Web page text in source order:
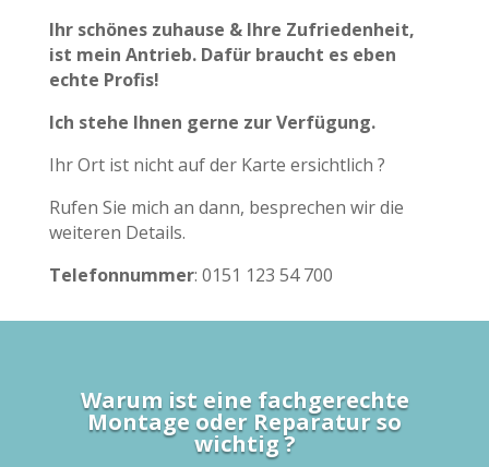
Ihr schöneszuhause & Ihre Zufriedenheit,
ist mein Antrieb. Dafür braucht es eben
echte Profis!
Ich stehe Ihnen gerne zur Verfügung.
Ihr Ort ist nicht auf der Karte ersichtlich ?
Rufen Sie mich an dann, besprechen wir die
weiteren Details.
Telefonnummer: 0151 123 54 700
Warum ist eine fachgerechte
Montage oder Reparatur so
wichtig ?